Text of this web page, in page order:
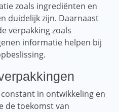
zoals ingrediënten en
duidelijk zijn. Daarnaast
verpakking zoals
informatie helpen bij
in ontwikkeling en
de toekomst van